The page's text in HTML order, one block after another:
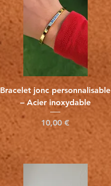
Vista rápida
Bracelet jonc personnalisable
– Acier inoxydable
Precio
10,00 €